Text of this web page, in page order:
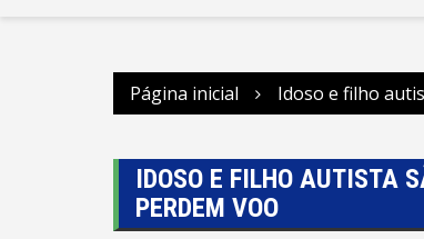
Página inicial Idoso e filho
IDOSO E FILHO AUTISTA
PERDEM VOO